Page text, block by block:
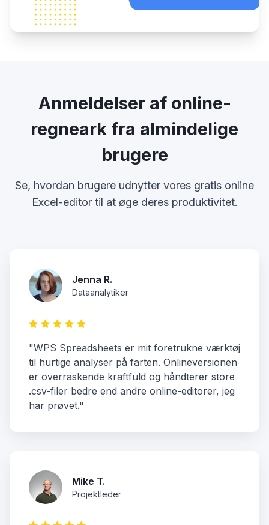
Anmeldelser af online-
regneark fra almindelige
brugere
Se, hvordan brugere udnytter vores gratis online
Excel-editor til at øge deres produktivitet.
Jenna R.
Dataanalytiker
"WPS Spreadsheets er mit foretrukne værktøj
til hurtige analyser på farten. Onlineversionen
er overraskende kraftfuld og håndterer store
.csv-filer bedre end andre online-editorer, jeg
har prøvet."
Mike T.
Projektleder